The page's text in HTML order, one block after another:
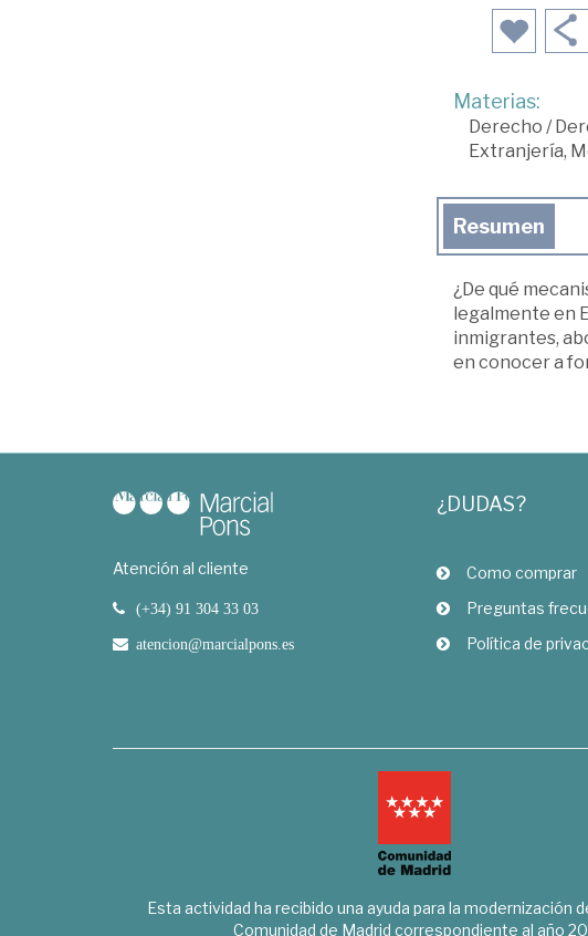
Materias:
Derecho /
Extranjería,
Resumen
¿De qué
legalmente en
inmigrantes,
en conocer a
Atención al cliente
(+34) 91 304 33 03
atencion@marcialpons.es
¿DUDAS?
Como comprar
Preguntas
Política de
Esta actividad ha recibido una ayuda para la modernización
Comunidad de Madrid correspondiente al año